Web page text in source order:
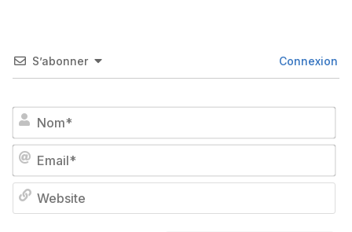
S’abonner Connexion